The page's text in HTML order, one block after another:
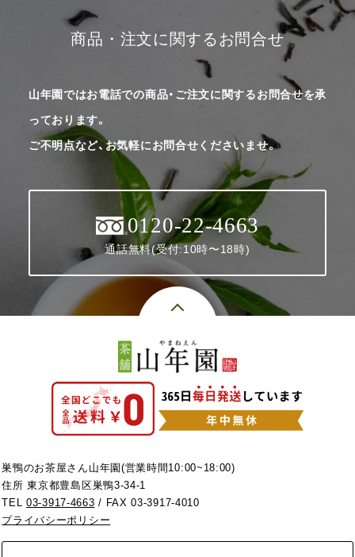
商品・注文に関するお問合せ
山年園ではお電話での商品・ご注文に関するお問合せを承
っております。
ご不明点など、お気軽にお問合せくださいませ。
0120-22-4663
通話無料(受付:10時〜18時)
巣鴨のお茶屋さん山年園(営業時間10:00~18:00)
住所 東京都豊島区巣鴨3-34-1
TEL03-3917-4663 / FAX 03-3917-4010
プライバシーポリシー